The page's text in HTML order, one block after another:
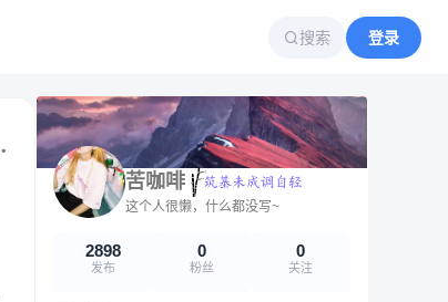
搜索 登录
苦咖啡
这个人很懒，什么都没写~
2898
发布
0
粉丝
0
关注